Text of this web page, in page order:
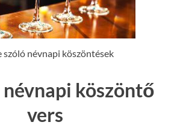
szóló névnapi köszöntések
köszöntő
vers